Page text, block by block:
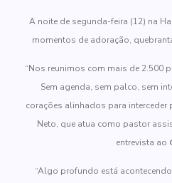
A noite de segunda-feira (12) na
momentos de adoração,
“Nos reunimos com mais de 2.500
Sem agenda, sem palco, sem
corações alinhados para interceder
Neto, que atua como pastor
entrevista ao
“Algo profundo está